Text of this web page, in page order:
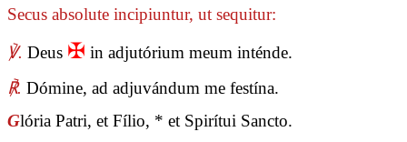
Secus absolute incipiuntur, ut sequitur:
℣. Deus ✠ in adjutórium meum inténde.
℟. Dómine, ad adjuvándum me festína.
Glória Patri, et Fílio, * et Spirítui Sancto.